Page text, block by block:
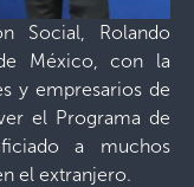
Social, Rolando
México, con la
y empresarios de
el Programa de
a muchos
el extranjero.